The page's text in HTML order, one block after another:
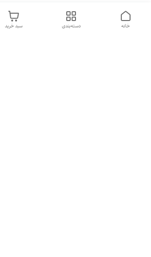
سبد خرید دسته‌بندی خانه